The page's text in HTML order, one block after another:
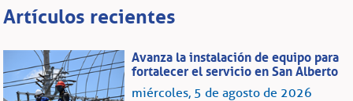
Artículos recientes
Avanza la instalación de equipo para
fortalecer el servicio en San Alberto
miércoles, 5 de agosto de 2026